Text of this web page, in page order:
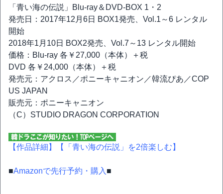
「青い海の伝説」Blu-ray＆DVD-BOX 1・2
発売日：2017年12月6日 BOX1発売、Vol.1～6 レンタル
開始
2018年1月10日 BOX2発売、Vol.7～13 レンタル開始
価格：Blu-ray 各￥27,000（本体）＋税
DVD 各￥24,000（本体）＋税
発売元：アクロス／ポニーキャニオン／韓流ぴあ／COP
US JAPAN
販売元：ポニーキャニオン
（C）STUDIO DRAGON CORPORATION
【作品詳細】 【「青い海の伝説」を2倍楽しむ】
■Amazonで先行予約・購入 ■